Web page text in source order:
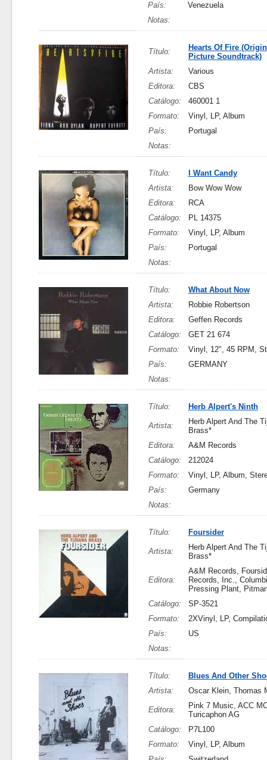
País:
Venezuela
Notas:
Título:
Hearts Of Fire
Picture Soundtrack)
Artista:
Various
Editora:
CBS
Catálogo:
460001 1
Formato:
Vinyl, LP, Album
País:
Portugal
Notas:
Título:
I Want Candy
Artista:
Bow Wow Wow
Editora:
RCA
Catálogo:
PL 14375
Formato:
Vinyl, LP, Album
País:
Portugal
Notas:
Título:
What About Now
Artista:
Robbie Robertson
Editora:
Geffen Records
Catálogo:
GET 21 674
Formato:
Vinyl, 12", 45 RPM,
País:
GERMANY
Notas:
Título: Herb Alpert's Ninth
Artista:
Herb Alpert And The
Brass*
Editora:
A&M Records
Catálogo:
212024
Formato:
Vinyl, LP, Album,
País:
Germany
Notas:
Título: Foursider
Artista:
Herb Alpert And The
Brass*
Editora:
A&M Records,
Records, Inc.,
Pressing Plant,
Catálogo:
SP-3521
Formato:
2XVinyl, LP,
País:
US
Notas:
Título:
Blues And Other
Artista:
Oscar Klein, Thomas
Editora:
Pink 7 Music, ACC
Turicaphon AG
Catálogo:
P7L100
Formato:
Vinyl, LP, Album